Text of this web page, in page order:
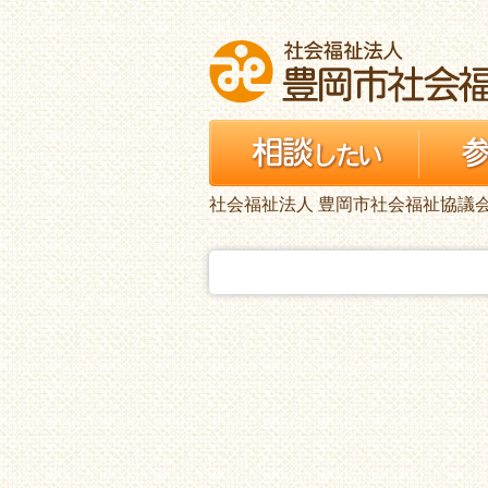
社会福祉法人 豊岡市社会福祉協議